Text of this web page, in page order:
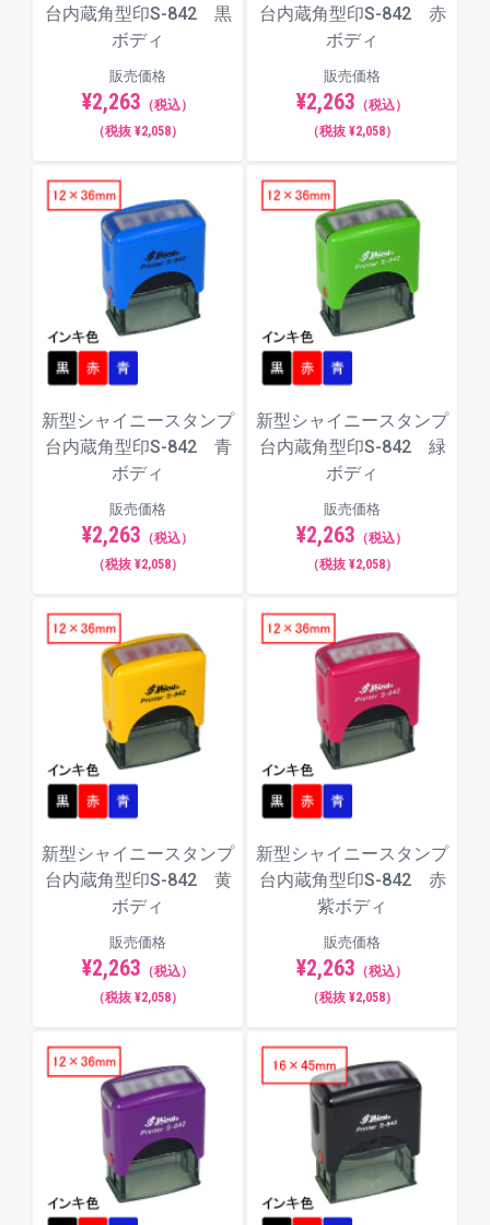
選びください）
補充インキは下記の
シャイニースタン
プ台内蔵 専用補充インキ１０ｍｌ
印面サンプル
一般的なものから個性的なものまで、全7種類のフォ
ント（書体）からお選びいただけます。
明朝体
角ゴシック体
丸ゴシック体
毛筆体
ポップ体
台内蔵角型印S-842 黒
ボディ
販売価格
¥2,263 （税込）
（税抜 ¥2,058）
台内蔵角型印S-842 赤
ボディ
販売価格
¥2,263 （税込）
（税抜 ¥2,058）
新型シャイニースタンプ
台内蔵角型印S-842 青
ボディ
販売価格
¥2,263 （税込）
（税抜 ¥2,058）
新型シャイニースタンプ
台内蔵角型印S-842 緑
ボディ
販売価格
¥2,263 （税込）
（税抜 ¥2,058）
新型シャイニースタンプ
台内蔵角型印S-842 黄
ボディ
販売価格
¥2,263 （税込）
（税抜 ¥2,058）
新型シャイニースタンプ
台内蔵角型印S-842 赤
紫ボディ
販売価格
¥2,263 （税込）
（税抜 ¥2,058）